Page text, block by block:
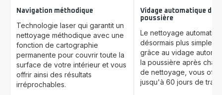
Navigation méthodique
Technologie laser qui garantit un
nettoyage méthodique avec une
fonction de cartographie
permanente pour couvrir toute la
surface de votre intérieur et vous
offrir ainsi des résultats
irréprochables.
Vidage automatique de
poussière
Le nettoyage
désormais plus simple
grâce au vidage
la poussière après
de nettoyage, vous
jusqu'à 60 jours de